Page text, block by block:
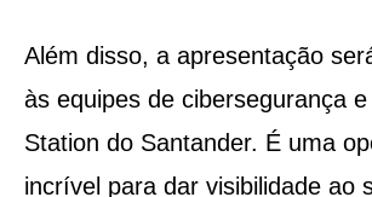
Além disso, a apresentação
às equipes de cibersegurança
Station do Santander. É uma
incrível para dar visibilidade ao